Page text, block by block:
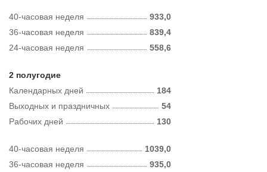
40-часовая неделя
933,0
36-часовая неделя
839,4
24-часовая неделя
558,6
2 полугодие
Календарных дней
184
Рабочих дней 130
Выходных и праздничных 54
40-часовая неделя
1039,0
36-часовая неделя
935,0